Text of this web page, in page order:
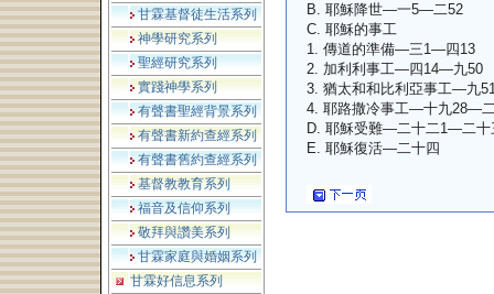
甘霖基督徒生活系列
神學研究系列
聖經研究系列
實踐神學系列
有聲書聖經背景系列
有聲書新約查經系列
有聲書舊約查經系列
基督教教育系列
福音及信仰系列
敬拜與讚美系列
甘霖家庭與婚姻系列
甘霖好信息系列
B. 耶穌降世—一5—二52
C. 耶穌的事工
1. 傳道的準備—三1—四13
2. 加利利事工—四14—九50
3. 猶太和和比利亞事工—九
4. 耶路撒冷事工—十九28—
D. 耶穌受難—二十二1—二十
E. 耶穌復活—二十四